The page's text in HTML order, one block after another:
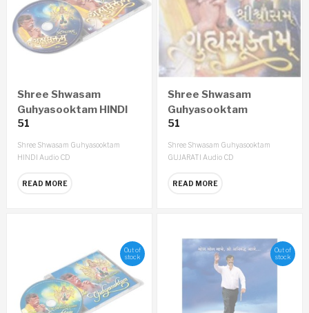
Shree Shwasam
Guhyasooktam HINDI
Audio CD
51
Shree Shwasam Guhyasooktam
HINDI Audio CD
READ MORE
Shree Shwasam
Guhyasooktam
GUJARATI Audio CD
51
Shree Shwasam Guhyasooktam
GUJARATI Audio CD
READ MORE
Out of
stock
Out of
stock